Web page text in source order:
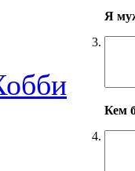
3.
Я
4.
Кем